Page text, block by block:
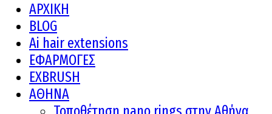
ΑΡΧΙΚΗ
BLOG
Ai hair extensions
ΕΦΑΡΜΟΓΕΣ
EXBRUSH
ΑΘΗΝΑ